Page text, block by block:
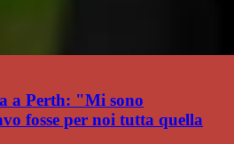
a Perth: "Mi sono
fosse per noi tutta quella